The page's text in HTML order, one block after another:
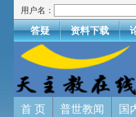
用户名：
答疑 资料下载
首 页 普世教闻 国